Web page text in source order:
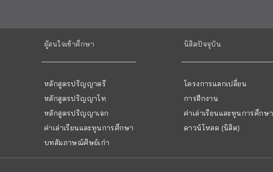
ผู้สนใจเข้าศึกษา
หลักสูตรปริญญาตรี
หลักสูตรปริญญาโท
หลักสูตรปริญญาเอก
ค่าเล่าเรียนและทุนการศึกษา
บทสัมภาษณ์ศิษย์เก่า
นิสิตปัจจุบัน
โครงการแลกเปลี่ยน
การฝึกงาน
ค่าเล่าเรียนและทุนการศึกษา
ดาวน์โหลด (นิสิต)